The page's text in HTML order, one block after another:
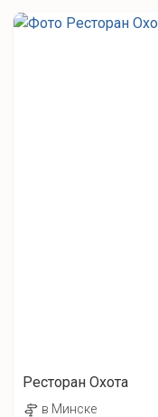
Ресторан Охота
в Минске